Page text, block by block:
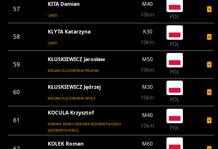
57
KITA Damian
UJAZD
M40
10km
POL
58
KLYTA Katarzyna
UJAZD
K30
10km
POL
59
KŁUSKIEWICZ Jarosław
BIEGAM DLA ZDROWIA PRUDNIK
M50
10km
POL
60
KŁUSKIEWICZ Jędrzej
BIEGAM DLA ZDROWIA OPOLE
M30
10km
POL
61
KOCULA Krzysztof
ZDROWE MORSY DĘBOWA KĘDZIERZYN-KOŹLE
KĘDZIERZYN-KOŹLE
M40
10km
POL
KOLEK Roman
M60